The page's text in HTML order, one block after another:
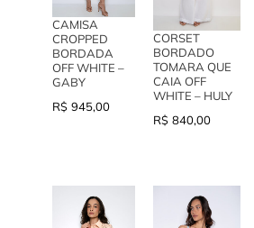
CAMISA
CROPPED
BORDADA
OFF WHITE –
GABY
R$ 945,00
CORSET
BORDADO
TOMARA QUE
CAIA OFF
WHITE – HULY
R$ 840,00